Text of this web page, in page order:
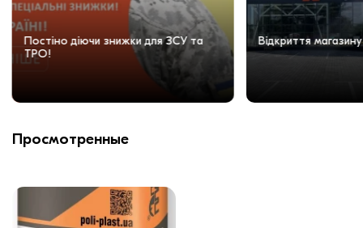
Постіно діючи знижки для ЗСУ та
ТРО!
Відкриття магазину
Просмотренные